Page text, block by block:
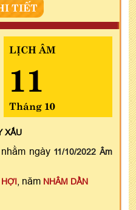
TIẾT
LỊCH ÂM
11
Tháng 10
XẤU
nhằm ngày 11/10/2022 Âm
, năm NHÂM DẦN